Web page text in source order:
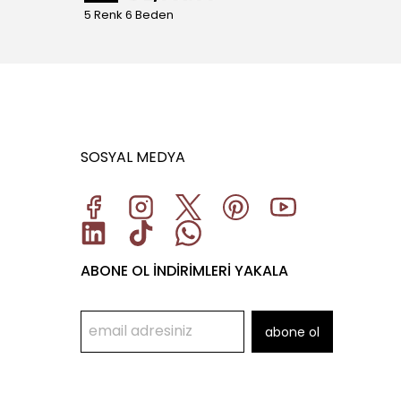
5 Renk 6 Beden
SOSYAL MEDYA
ABONE OL İNDİRİMLERİ YAKALA
abone ol